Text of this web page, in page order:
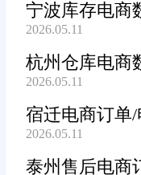
宁波库存电商
2026.05.11
杭州仓库电商
2026.05.11
宿迁电商订单
2026.05.11
泰州售后电商